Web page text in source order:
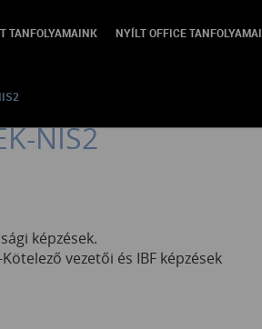
TANFOLYAMAINK NYÍLT OFFICE
NIS2
képzések.
Kötelező vezetői és IBF képzések